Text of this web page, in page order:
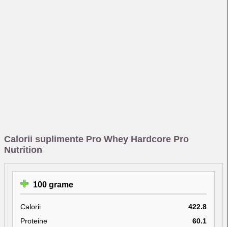
Calorii suplimente Pro Whey Hardcore Pro
Nutrition
100 grame
Calorii
422.8
Proteine
60.1